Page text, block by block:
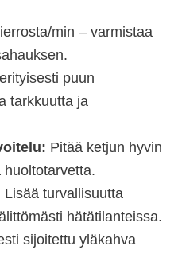
min – varmistaa
puun
tarkkuutta ja
Pitää ketjun hyvin
Lisää turvallisuutta
hätätilanteissa.
sijoitettu yläkahva